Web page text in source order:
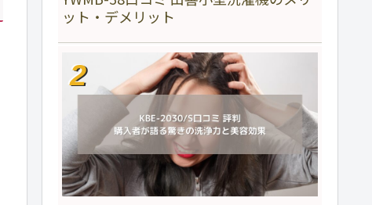
ット・デメリット